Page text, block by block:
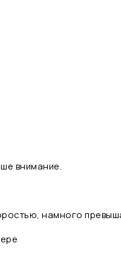
внимание.
намного